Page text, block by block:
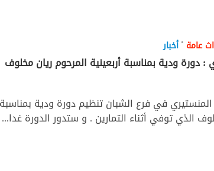
عامة • أخبار
: دورة ودية بمناسبة أربعينية المرحوم ريان مخلوف
المنستيري في فرع الشبان تنظيم دورة ودية
الذي توفي أثناء التمارين . و ستدور الدورة غدا...